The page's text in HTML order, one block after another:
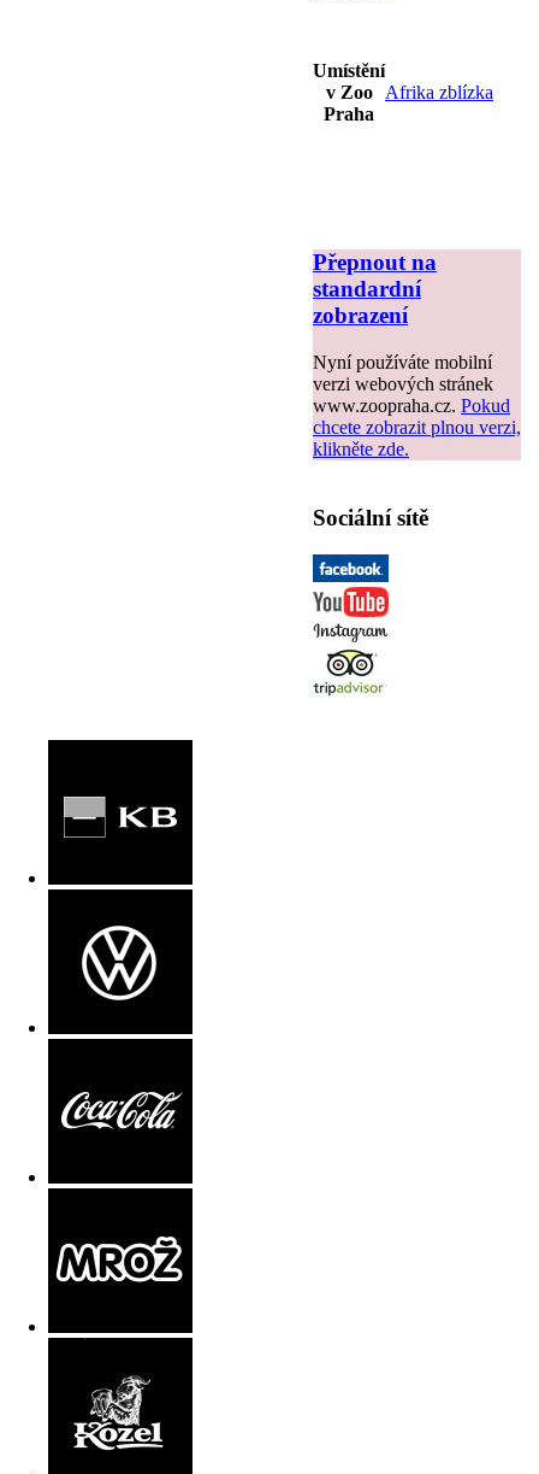
Umístění
v Zoo
Praha
Afrika zblízka
Přepnout na
standardní
zobrazení
Nyní používáte mobilní
verzi webových stránek
www.zoopraha.cz. Pokud
chcete zobrazit plnou verzi,
klikněte zde.
Sociální sítě